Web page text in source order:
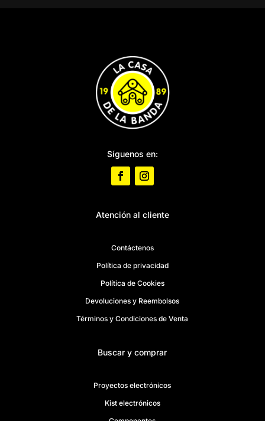
Síguenos en:
Atención al cliente
Contáctenos
Política de privacidad
Política de Cookies
Devoluciones y Reembolsos
Términos y Condiciones de Venta
Buscar y comprar
Proyectos electrónicos
Kist electrónicos